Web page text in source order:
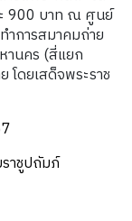
ะ 900 บาท ณ ศูนย์
การสมาคมถ่าย
านคร (สี่แยก
โดยเสด็จพระราช
าชูปถัมภ์